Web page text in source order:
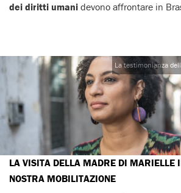
dei diritti umani devono affrontare in
La testimonianza
LA VISITA DELLA MADRE DI MARIELLE
NOSTRA MOBILITAZIONE